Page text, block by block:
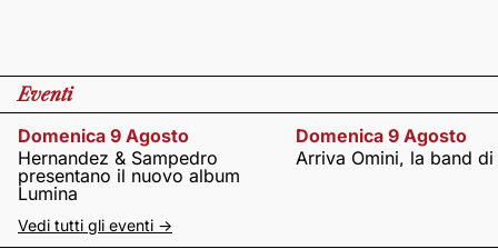
Eventi
Domenica 9 Agosto
Hernandez & Sampedro
presentano il nuovo album
Lumina
Domenica 9 Agosto
Arriva Omini, la band
Vedi tutti gli eventi ->